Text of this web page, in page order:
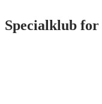
Specialklub for